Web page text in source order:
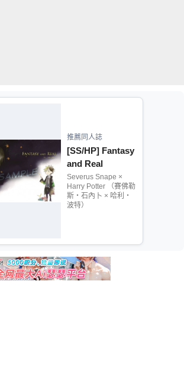
推薦同人誌
[SS/HP] Fantasy
and Real
Severus Snape ×
Harry Potter （賽佛勒
斯‧石內卜 × 哈利‧
波特）